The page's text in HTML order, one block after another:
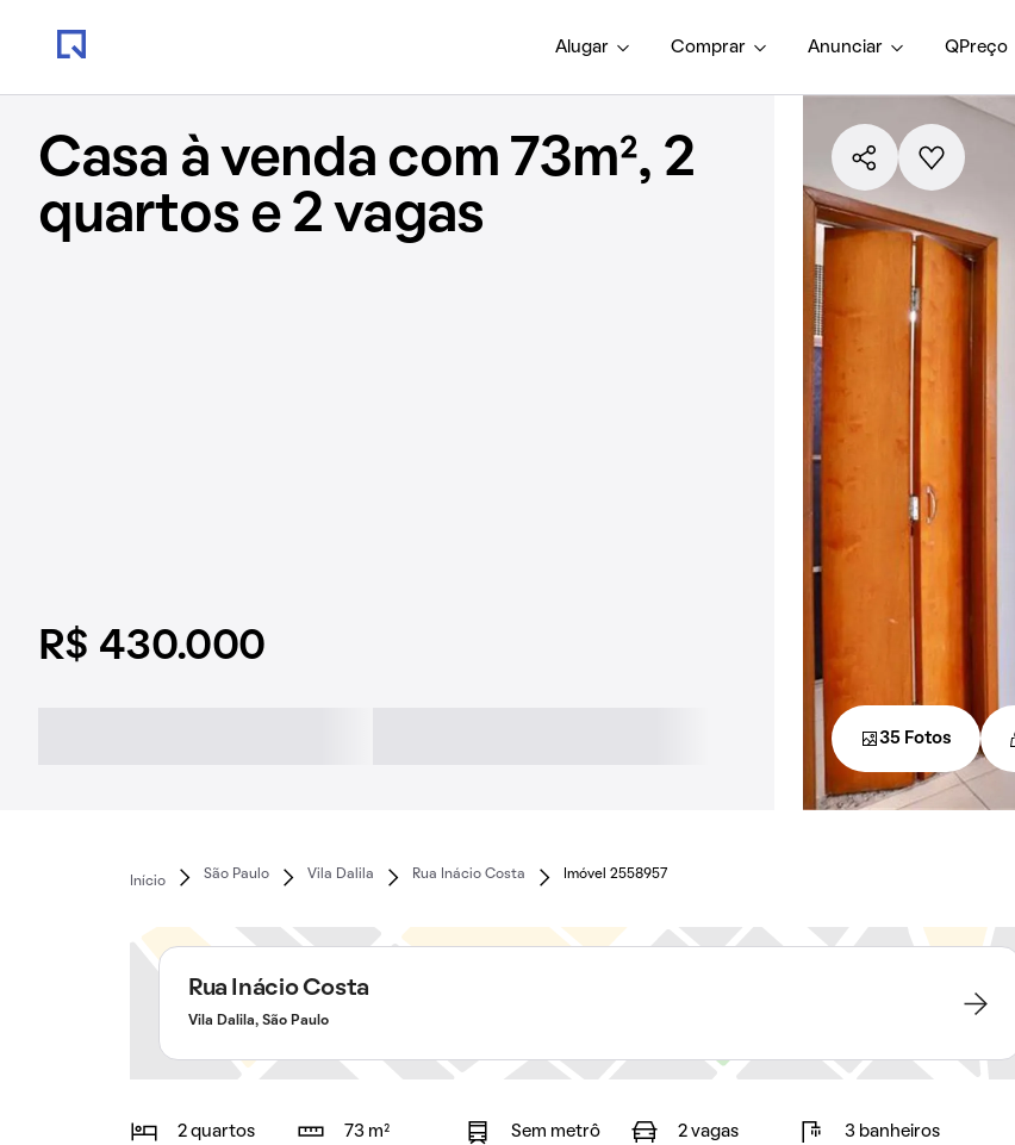
Alugar Comprar Anunciar QPreço
Casa à venda com 73m², 2
quartos e 2 vagas
R$ 430.000
35 Fotos
Início
São Paulo Vila Dalila Rua Inácio Costa Imóvel 2558957
Rua Inácio Costa
Vila Dalila, São Paulo
2 quartos
73 m²
Sem metrô
2 vagas 3 banheiros